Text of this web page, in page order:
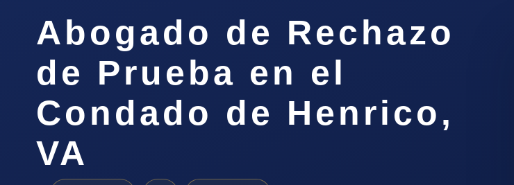
Abogado de Rechazo
de Prueba en el
Condado de Henrico,
VA